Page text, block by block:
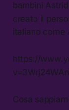
bambini
creato il
italiano come
https://
Cosa